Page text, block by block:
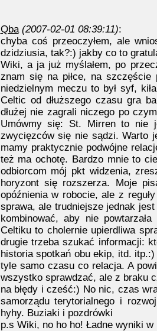
Qba (2007-02-01 08:39:11):
chyba coś przeoczyłem, ale
dzidziusia, tak?:) jakby co to
Wiki, a ja już myślałem, po
znam się na piłce, na
niedzielnym meczu to był syf,
Celtic od dłuższego czasu gra
dłużej nie zagrali niczego po
Umówmy się: St. Mirren to nie
zwycięzców się nie sądzi. Warto
mamy praktycznie podwójne
też ma ochotę. Bardzo mnie to
odbiorcom mój pkt widzenia,
horyzont się rozszerza. Moje
opóźnienia w robocie, ale z
sprawa, ale trudniejsze jednak
kombinować, aby nie
Celtiku to cholernie upierdliwa
drugie trzeba szukać informacji:
historia spotkań obu ekip, itd.
tyle samo czasu co relacja. A
wszystko sprawdzać, ale z braku
na błędy i cześć:) No nic, czas
samorządu terytorialnego i
hyhy. Buziaki i pozdrówki
p.s Wiki, no ho ho! Ładne wyniki w